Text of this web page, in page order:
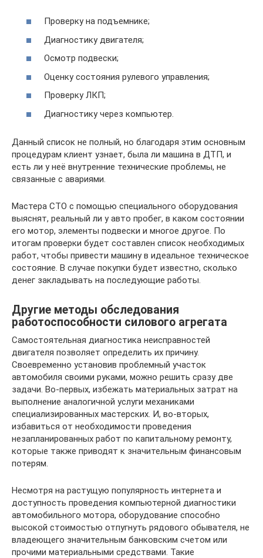
Проверку на подъемнике;
Диагностику двигателя;
Осмотр подвески;
Оценку состояния рулевого управления;
Проверку ЛКП;
Диагностику через компьютер.
Данный список не полный, но благодаря этим основным
процедурам клиент узнает, была ли машина в ДТП, и
есть ли у неё внутренние технические проблемы, не
связанные с авариями.
Мастера СТО с помощью специального оборудования
выяснят, реальный ли у авто пробег, в каком состоянии
его мотор, элементы подвески и многое другое. По
итогам проверки будет составлен список необходимых
работ, чтобы привести машину в идеальное техническое
состояние. В случае покупки будет известно, сколько
денег закладывать на последующие работы.
Другие методы обследования
работоспособности силового агрегата
Самостоятельная диагностика неисправностей
двигателя позволяет определить их причину.
Своевременно установив проблемный участок
автомобиля своими руками, можно решить сразу две
задачи. Во-первых, избежать материальных затрат на
выполнение аналогичной услуги механиками
специализированных мастерских. И, во-вторых,
избавиться от необходимости проведения
незапланированных работ по капитальному ремонту,
которые также приводят к значительным финансовым
потерям.
Несмотря на растущую популярность интернета и
доступность проведения компьютерной диагностики
автомобильного мотора, оборудование способно
высокой стоимостью отпугнуть рядового обывателя, не
владеющего значительным банковским счетом или
прочими материальными средствами. Такие